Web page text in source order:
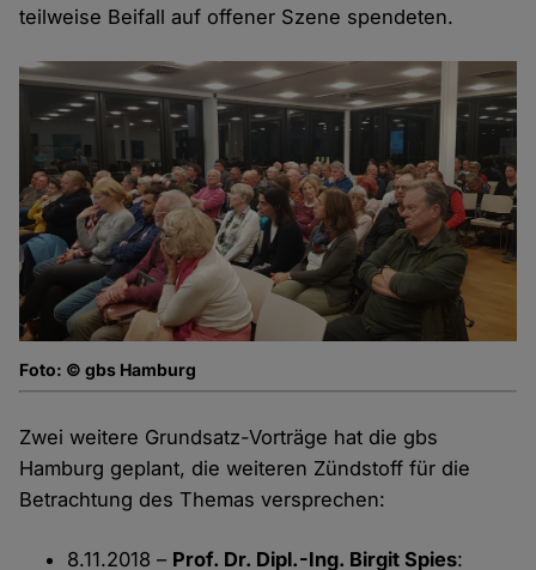
teilweise Beifall auf offener Szene spendeten.
Foto: © gbs Hamburg
Zwei weitere Grundsatz-Vorträge hat die gbs
Hamburg geplant, die weiteren Zündstoff für die
Betrachtung des Themas versprechen:
8.11.2018 – Prof. Dr. Dipl.-Ing. Birgit Spies: